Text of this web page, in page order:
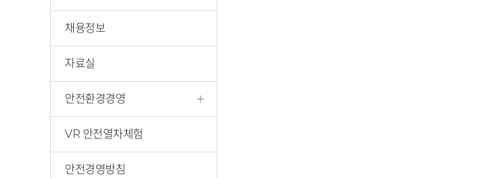
채용정보
자료실
안전환경경영
VR 안전열차체험
안전경영방침